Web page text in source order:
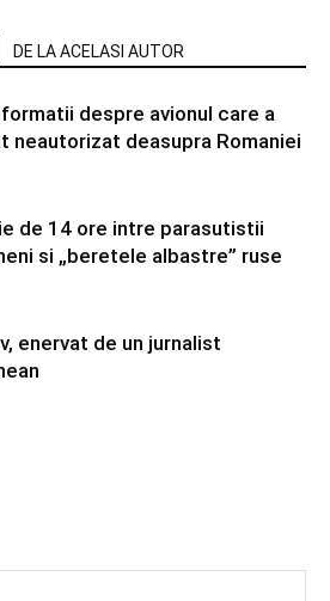
DE LA ACELASI AUTOR
despre avionul care a
neautorizat deasupra Romaniei
de 14 ore intre parasutistii
si „beretele albastre” ruse
enervat de un jurnalist